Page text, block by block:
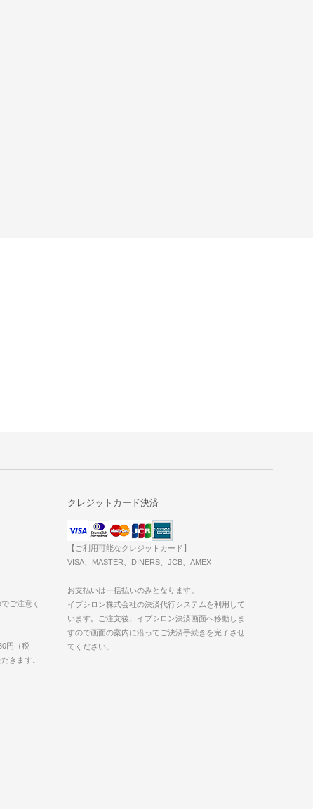
クレジットカード決済
【ご利用可能なクレジットカード】
VISA、MASTER、DINERS、JCB、AMEX
お支払いは一括払いのみとなります。
イプシロン株式会社の決済代行システムを利用して
います。ご注文後、イプシロン決済画面へ移動しま
すので画面の案内に沿ってご決済手続きを完了させ
てください。
ご注意く
円（税
きます。